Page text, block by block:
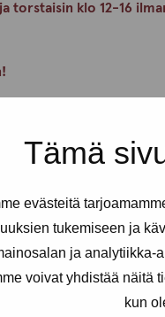
Tämä
evästeitä
tukemiseen ja
ja analytiikka-
voivat yhdistää näitä
kun
torstaisin klo 12-16
hetken rennossa ja
kaikkea mukavaa
työntekijät ovat täällä
esimerkiksi lomakkeiden
tahdissasi.
koko drop-in-ajan!
15.00 – näin ehdit